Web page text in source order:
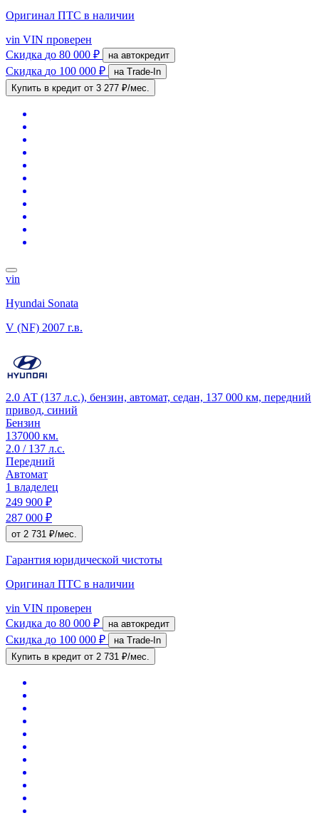
Оригинал ПТС в наличии
vin VIN проверен
Скидка до 80 000 ₽ на автокредит
Скидка до 100 000 ₽
на Trade-In
Купить в кредит от 3 277 ₽/мес.
vin
Hyundai Sonata
V (NF) 2007 г.в.
2.0 АТ (137 л.с.), бензин, автомат, седан, 137 000 км, передний
привод, синий
Бензин
137000 км.
2.0 / 137 л.с.
Передний
Автомат
1 владелец
249 900 ₽
287 000 ₽
от 2 731 ₽/мес.
Гарантия юридической чистоты
Оригинал ПТС в наличии
vin VIN проверен
Скидка до 80 000 ₽ на автокредит
Скидка до 100 000 ₽
на Trade-In
Купить в кредит от 2 731 ₽/мес.